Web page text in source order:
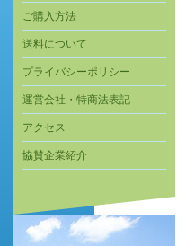
ご購入方法
送料について
プライバシーポリシー
運営会社・特商法表記
アクセス
協賛企業紹介